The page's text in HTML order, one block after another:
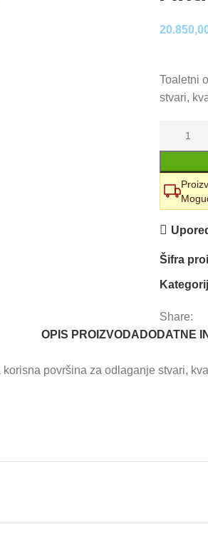
Toaletni
stvari,
Šifra
Share:
OPIS PROIZVODA DODATNE
površina za odlaganje stvari,